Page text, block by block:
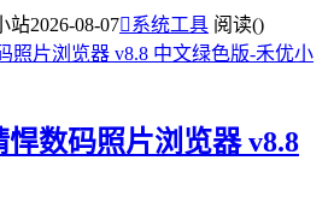
站2026-08-07系统工具 阅读()
数码照片浏览器 v8.8